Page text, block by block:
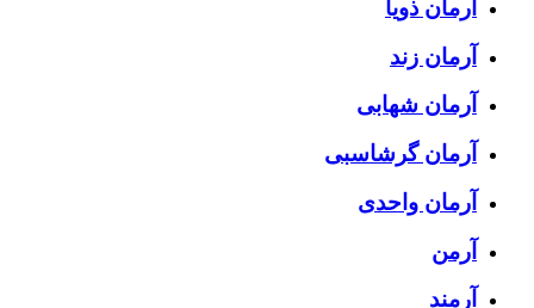
آرمان ذویا
آرمان زند
آرمان شهابی
آرمان گرشاسبی
آرمان واحدی
آرمن
آرمند